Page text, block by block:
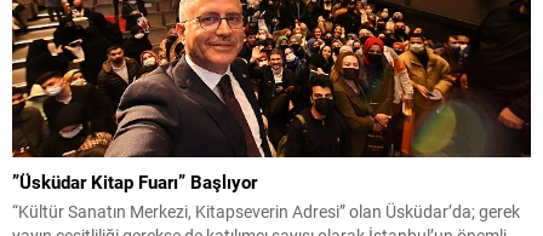
”Üsküdar Kitap Fuarı” Başlıyor
“Kültür Sanatın Merkezi, Kitapseverin Adresi” olan Üsküdar’da; gerek